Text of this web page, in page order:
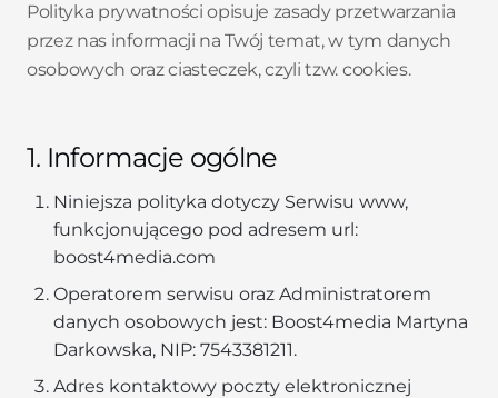
Polityka prywatności opisuje zasady przetwarzania
przez nas informacji na Twój temat, w tym danych
osobowych oraz ciasteczek, czyli tzw. cookies.
1. Informacje ogólne
Niniejsza polityka dotyczy Serwisu www,
funkcjonującego pod adresem url:
boost4media.com
Operatorem serwisu oraz Administratorem
danych osobowych jest: Boost4media Martyna
Darkowska, NIP: 7543381211.
Adres kontaktowy poczty elektronicznej